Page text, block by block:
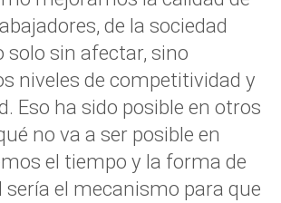
de la sociedad
solo sin afectar, sino
niveles de competitividad y
Eso ha sido posible en otros
no va a ser posible en
el tiempo y la forma de
el mecanismo para que